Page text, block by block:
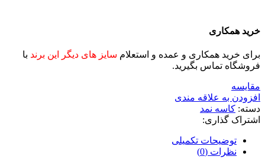
خرید همکاری
برای خرید همکاری و عمده و استعلام سایز های دیگر این برند با
فروشگاه تماس بگیرید.
مقايسه
افزودن به علاقه مندی
دسته: کاسه نمد
اشتراک گذاری:
توضیحات تکمیلی
نظرات (0)